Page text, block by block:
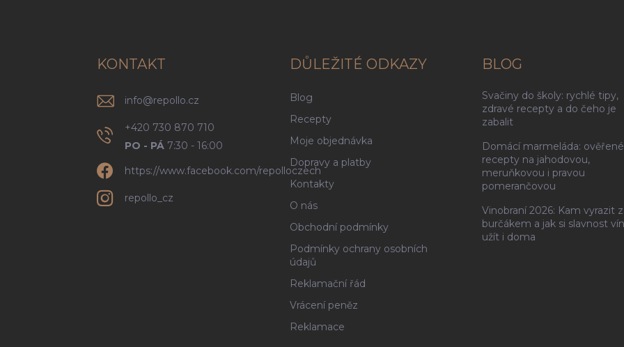
KONTAKT
info@repollo.cz
+420 730 870 710
PO - PÁ 7:30 - 16:00
https://www.facebook.com/repolloczech
repollo_cz
DŮLEŽITÉ ODKAZY
Blog
Recepty
Moje objednávka
Dopravy a platby
Kontakty
O nás
Obchodní podmínky
Podmínky ochrany osobních
údajů
Reklamační řád
Vrácení peněz
Reklamace
BLOG
Svačiny do školy: rychlé tipy,
zdravé recepty a do čeho je
zabalit
Domácí marmeláda: ověřené
recepty na jahodovou,
meruňkovou i pravou
pomerančovou
Vinobraní 2026: Kam vyrazit
burčákem a jak si slavnost
užít i doma